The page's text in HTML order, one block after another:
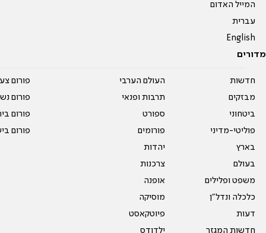
המייל האדום
עברית
English
מדורים
חדשות
מבזקים
ביטחוני
פוליטי-מדיני
בארץ
בעולם
משפט ופלילים
כלכלה ונדל"ן
דעות
חדשות המגזר
העולם הערבי
תרבות ופנאי
ספורט
פורומים
יהדות
צרכנות
אופנה
מוסיקה
פיוטקאסט
ילדודס
פורום
פורום
פורום
פורום